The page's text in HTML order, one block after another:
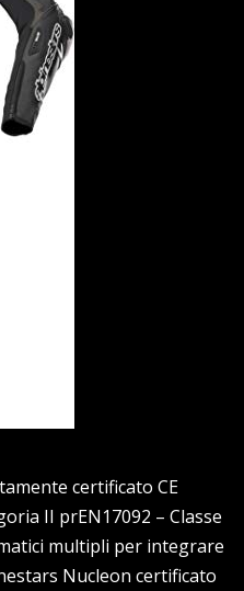
certificato CE
II prEN17092 – Classe
multipli per integrare
Nucleon certificato